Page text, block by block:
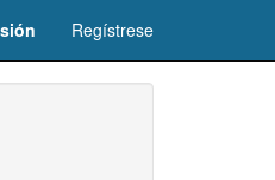
Regístrese